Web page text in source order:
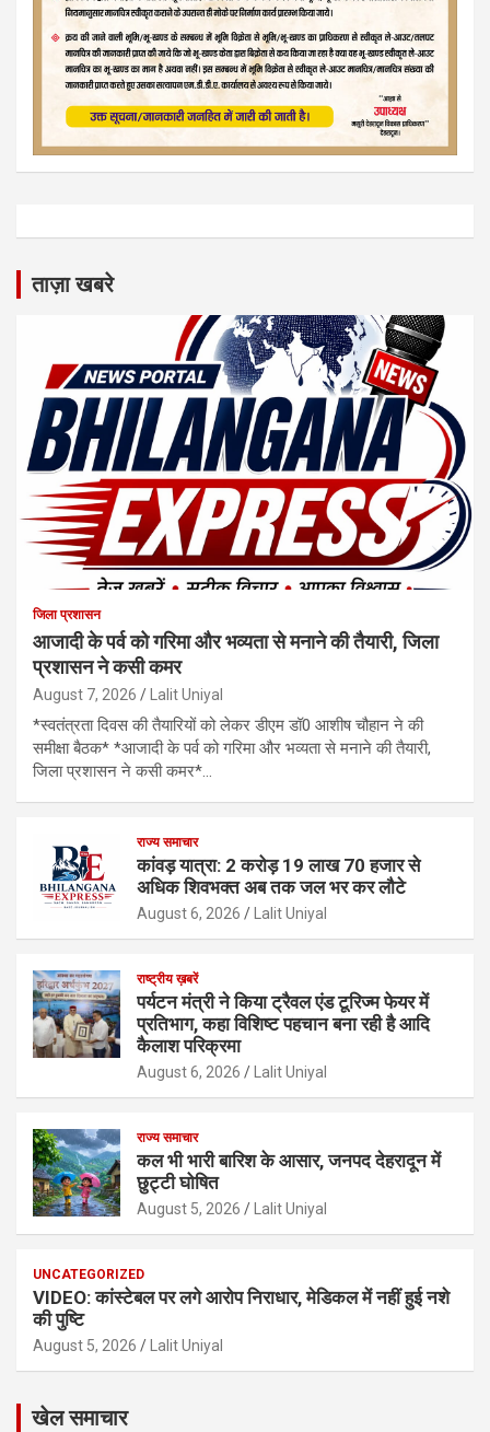
ताज़ा खबरे
जिला प्रशासन
आजादी के पर्व को गरिमा और भव्यता से मनाने की तैयारी, जिला
प्रशासन ने कसी कमर
August 7, 2026 Lalit Uniyal
*स्वतंत्रता दिवस की तैयारियों को लेकर डीएम डॉ0 आशीष चौहान ने की
समीक्षा बैठक* *आजादी के पर्व को गरिमा और भव्यता से मनाने की तैयारी,
जिला प्रशासन ने कसी कमर*…
राज्य समाचार
कांवड़ यात्रा: 2 करोड़ 19 लाख 70 हजार से
अधिक शिवभक्त अब तक जल भर कर लौटे
August 6, 2026 Lalit Uniyal
राष्ट्रीय ख़बरें
पर्यटन मंत्री ने किया ट्रैवल एंड टूरिज्म फेयर में
प्रतिभाग, कहा विशिष्ट पहचान बना रही है आदि
कैलाश परिक्रमा
August 6, 2026 Lalit Uniyal
राज्य समाचार
कल भी भारी बारिश के आसार, जनपद देहरादून में
छुट्टी घोषित
August 5, 2026 Lalit Uniyal
UNCATEGORIZED
VIDEO: कांस्टेबल पर लगे आरोप निराधार, मेडिकल में नहीं हुई नशे
की पुष्टि
August 5, 2026 Lalit Uniyal
खेल समाचार